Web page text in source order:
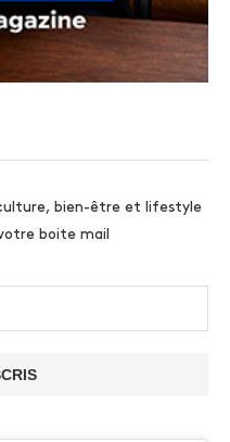
bien-être et lifestyle
boite mail